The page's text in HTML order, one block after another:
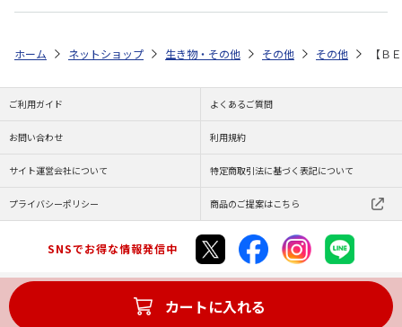
カートに入れる
ホーム ネットショップ 生き物・その他 その他 その他 【
ご利用ガイド よくあるご質問
お問い合わせ 利用規約
サイト運営会社について 特定商取引法に基づく表記について
プライバシーポリシー 商品のご提案はこちら
SNSでお得な情報発信中